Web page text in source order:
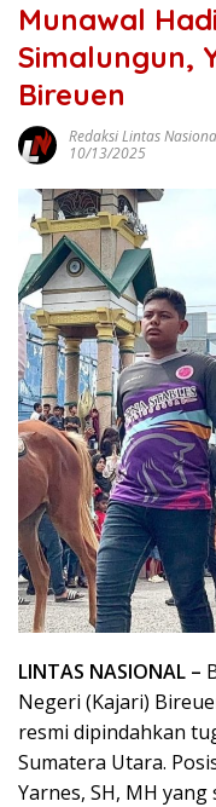
Munawal
Simalungun,
Bireuen
Redaksi Lintas
10/13/2025
LINTAS NASIONAL –
Negeri (Kajari)
resmi dipindahkan
Sumatera Utara.
Yarnes, SH, MH